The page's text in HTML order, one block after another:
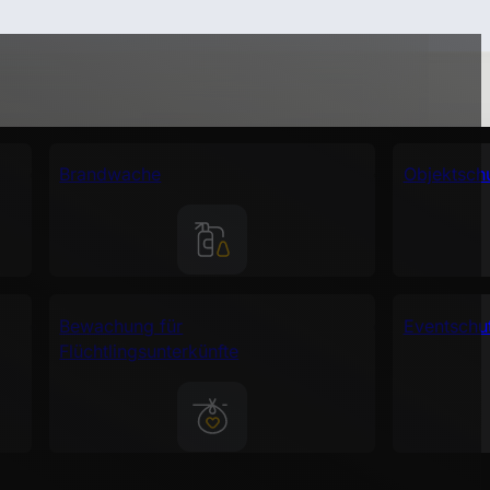
Brandwache
Bewachung für
Flüchtlingsunterkünfte